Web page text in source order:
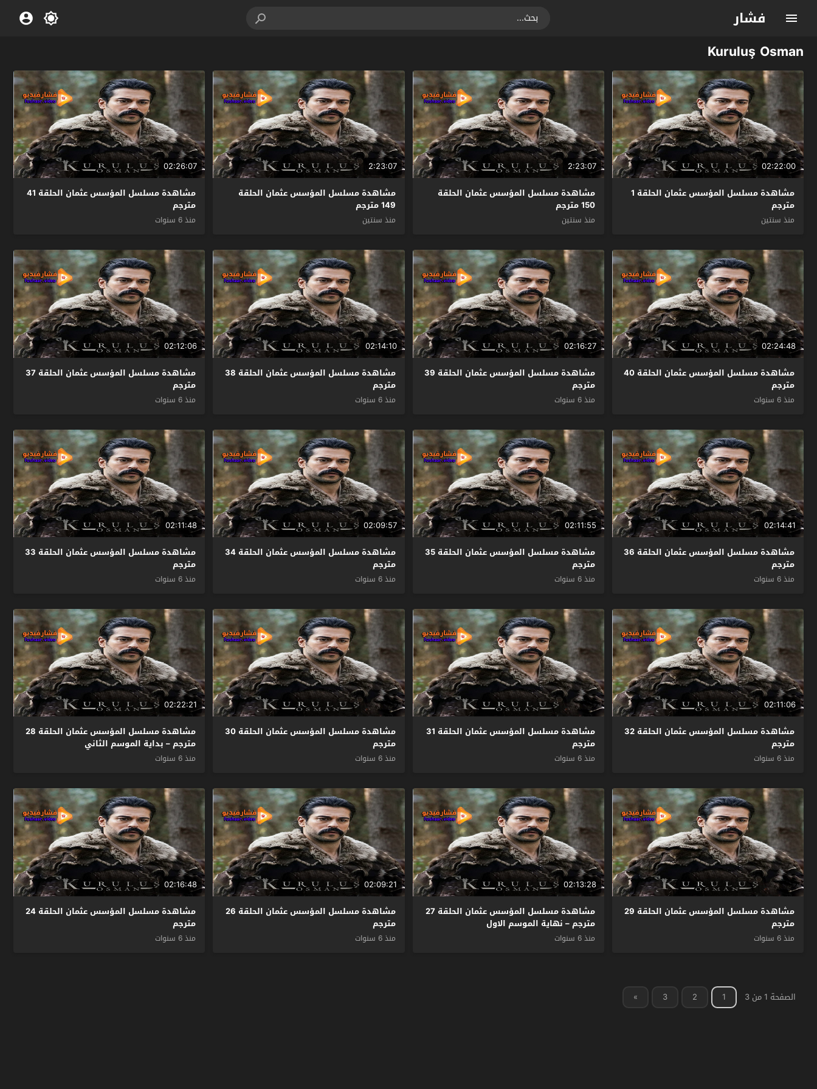
فشار
Kuruluş Osman
02:22:00
مشاهدة مسلسل المؤسس عثمان الحلقة 1
مترجم
منذ سنتين
2:23:07
مشاهدة مسلسل المؤسس عثمان الحلقة
150 مترجم
منذ سنتين
2:23:07
مشاهدة مسلسل المؤسس عثمان الحلقة
149 مترجم
منذ سنتين
02:26:07
مشاهدة مسلسل المؤسس عثمان الحلقة 41
مترجم
منذ 6 سنوات
02:24:48
مشاهدة مسلسل المؤسس عثمان الحلقة 40
مترجم
منذ 6 سنوات
02:16:27
مشاهدة مسلسل المؤسس عثمان الحلقة 39
مترجم
منذ 6 سنوات
02:14:10
مشاهدة مسلسل المؤسس عثمان الحلقة 38
مترجم
منذ 6 سنوات
02:12:06
مشاهدة مسلسل المؤسس عثمان الحلقة 37
مترجم
منذ 6 سنوات
02:14:41
مشاهدة مسلسل المؤسس عثمان الحلقة 36
مترجم
منذ 6 سنوات
02:11:55
مشاهدة مسلسل المؤسس عثمان الحلقة 35
مترجم
منذ 6 سنوات
02:09:57
مشاهدة مسلسل المؤسس عثمان الحلقة 34
مترجم
منذ 6 سنوات
02:11:48
مشاهدة مسلسل المؤسس عثمان الحلقة 33
مترجم
منذ 6 سنوات
02:11:06
مشاهدة مسلسل المؤسس عثمان الحلقة 32
مترجم
منذ 6 سنوات
مشاهدة مسلسل المؤسس عثمان الحلقة 31
مترجم
منذ 6 سنوات
مشاهدة مسلسل المؤسس عثمان الحلقة 30
مترجم
منذ 6 سنوات
02:22:21
مشاهدة مسلسل المؤسس عثمان الحلقة 28
مترجم – بداية الموسم الثاني
منذ 6 سنوات
مشاهدة مسلسل المؤسس عثمان الحلقة 29
مترجم
منذ 6 سنوات
02:13:28
مشاهدة مسلسل المؤسس عثمان الحلقة 27
مترجم – نهاية الموسم الاول
منذ 6 سنوات
02:09:21
مشاهدة مسلسل المؤسس عثمان الحلقة 26
مترجم
منذ 6 سنوات
02:16:48
مشاهدة مسلسل المؤسس عثمان الحلقة 24
مترجم
منذ 6 سنوات
الصفحة 1 من 3 1
2
3
»